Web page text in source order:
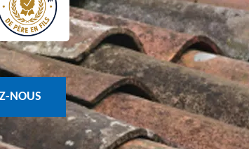
NOUS